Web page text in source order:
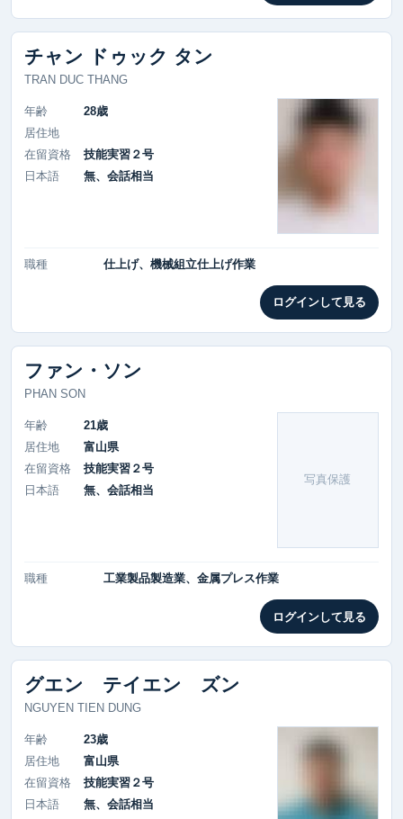
チャン ドゥック タン
TRAN DUC THANG
年齢
28歳
居住地
在留資格
技能実習２号
日本語
無、会話相当
職種 仕上げ、機械組立仕上げ作業
ログインして見る
ファン・ソン
PHAN SON
写真保護
年齢
21歳
居住地
富山県
在留資格
技能実習２号
日本語
無、会話相当
職種 工業製品製造業、金属プレス作業
ログインして見る
グエン テイエン ズン
NGUYEN TIEN DUNG
年齢
23歳
居住地
富山県
在留資格
技能実習２号
日本語
無、会話相当